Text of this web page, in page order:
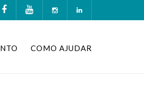
COMO AJUDAR